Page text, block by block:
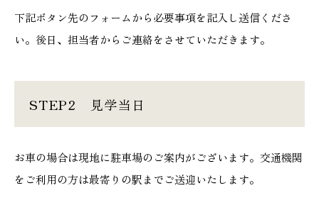
下記ボタン先のフォームから必要事項を記入し送信くださ
い。後日、担当者からご連絡をさせていただきます。
STEP2 見学当日
お車の場合は現地に駐車場のご案内がございます。交通機関
をご利用の方は最寄りの駅までご送迎いたします。